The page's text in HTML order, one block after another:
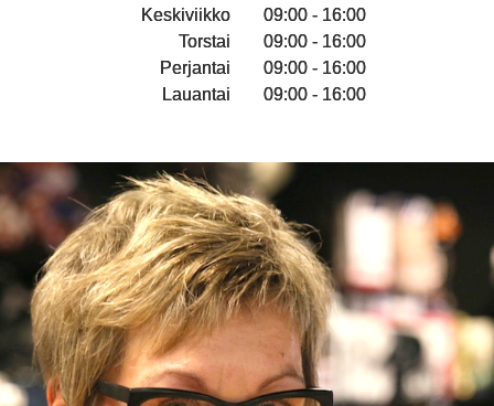
Keskiviikko
09:00 - 16:00
Torstai
09:00 - 16:00
Perjantai
09:00 - 16:00
Lauantai
09:00 - 16:00